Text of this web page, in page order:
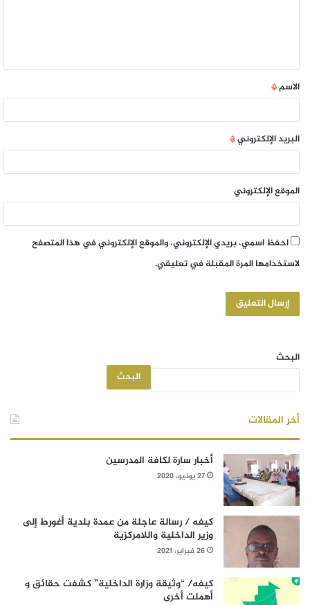
الاسم*
البريد الإلكتروني*
الموقع الإلكتروني
احفظ اسمي، بريدي الإلكتروني، والموقع الإلكتروني في هذا المتصفح
لاستخدامها المرة المقبلة في تعليقي.
البحث
البحث
أخر المقالات
أخبار سارة لكافة المدرسين
27 يونيو، 2020
كيفه / رسالة عاجلة من عمدة بلدية أغورط إلى
وزير الداخلية واللامركزية
26 فبراير، 2021
كيفه/ “وثيقة وزارة الداخلية” كشفت حقائق و
أهملت أخرى